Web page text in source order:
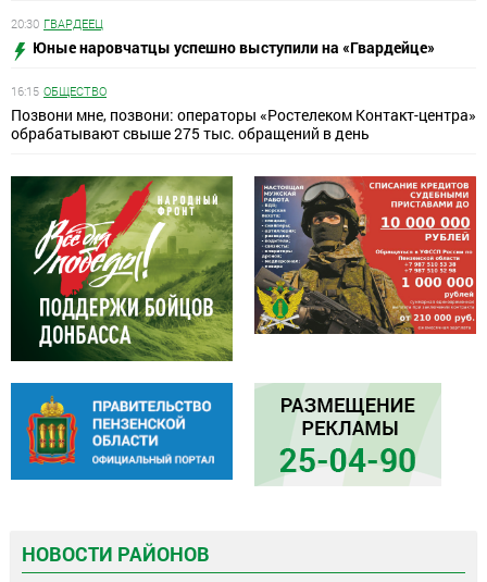
20:30 ГВАРДЕЕЦ
Юные наровчатцы успешно выступили на «Гвардейце»
16:15 ОБЩЕСТВО
Позвони мне, позвони: операторы «Ростелеком Контакт-центра»
обрабатывают свыше 275 тыс. обращений в день
НОВОСТИ РАЙОНОВ